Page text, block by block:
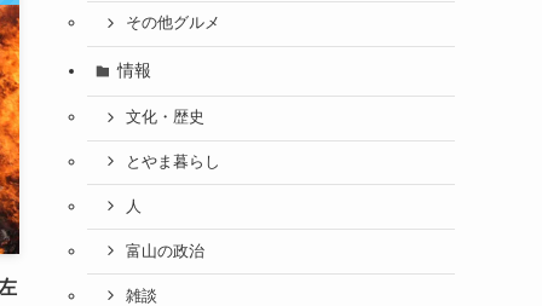
その他グルメ
情報
文化・歴史
とやま暮らし
人
富山の政治
雑談